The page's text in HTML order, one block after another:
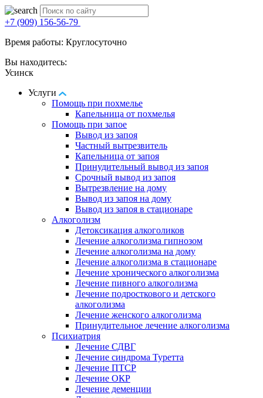
+7 (909) 156-56-79
Время работы: Круглосуточно
Вы находитесь:
Усинск
Услуги
Помощь при похмелье
Капельница от похмелья
Помощь при запое
Вывод из запоя
Частный вытрезвитель
Капельница от запоя
Принудительный вывод из запоя
Срочный вывод из запоя
Вытрезвление на дому
Вывод из запоя на дому
Вывод из запоя в стационаре
Алкоголизм
Детоксикация алкоголиков
Лечение алкоголизма гипнозом
Лечение алкоголизма на дому
Лечение алкоголизма в стационаре
Лечение хронического алкоголизма
Лечение пивного алкоголизма
Лечение подросткового и детского
алкоголизма
Лечение женского алкоголизма
Принудительное лечение алкоголизма
Психиатрия
Лечение СДВГ
Лечение синдрома Туретта
Лечение ПТСР
Лечение ОКР
Лечение деменции